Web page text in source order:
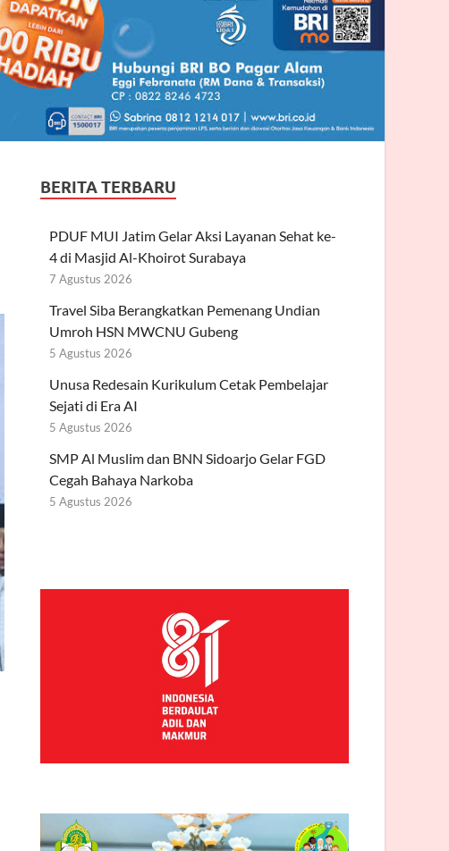
BERITA TERBARU
PDUF MUI Jatim Gelar Aksi Layanan Sehat ke-
4 di Masjid Al-Khoirot Surabaya
7 Agustus 2026
Travel Siba Berangkatkan Pemenang Undian
Umroh HSN MWCNU Gubeng
5 Agustus 2026
Unusa Redesain Kurikulum Cetak Pembelajar
Sejati di Era AI
5 Agustus 2026
SMP Al Muslim dan BNN Sidoarjo Gelar FGD
Cegah Bahaya Narkoba
5 Agustus 2026